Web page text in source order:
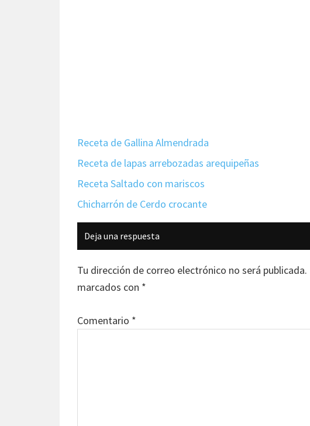
Receta de Gallina Almendrada
Receta de lapas arrebozadas arequipeñas
Receta Saltado con mariscos
Chicharrón de Cerdo crocante
Interacciones
con
los
lectores
Deja una respuesta
Tu dirección de correo electrónico no será publicada.
marcados con *
Comentario *